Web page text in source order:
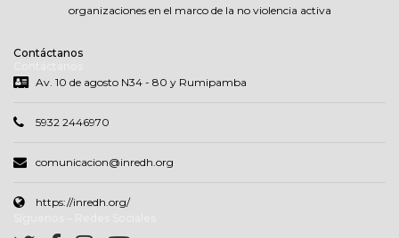
organizaciones en el marco de la no violencia activa
Contáctanos
Av. 10 de agosto N34 - 80 y Rumipamba
5932 2446970
comunicacion@inredh.org
https://inredh.org/